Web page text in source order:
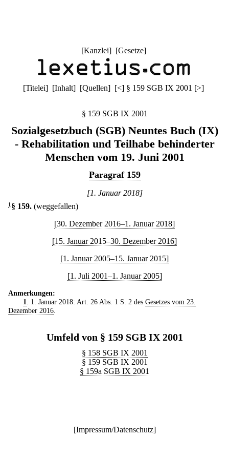
[Kanzlei] [Gesetze]
[Titelei] [Inhalt] [Quellen] [<] § 159 SGB IX 2001 [>]
§ 159 SGB IX 2001
Sozialgesetzbuch (SGB) Neuntes Buch (IX)
- Rehabilitation und Teilhabe behinderter
Menschen vom 19. Juni 2001
Paragraf 159
[1. Januar 2018]
1 § 159. (weggefallen)
[30. Dezember 2016–1. Januar 2018]
[15. Januar 2015–30. Dezember 2016]
[1. Januar 2005–15. Januar 2015]
[1. Juli 2001–1. Januar 2005]
Anmerkungen:
1
. 1. Januar 2018: Art. 26 Abs. 1 S. 2 des Gesetzes vom 23.
Dezember 2016
Umfeld von § 159 SGB IX 2001
§ 158 SGB IX 2001
§ 159 SGB IX 2001
§ 159a SGB IX 2001
[Impressum/Datenschutz]